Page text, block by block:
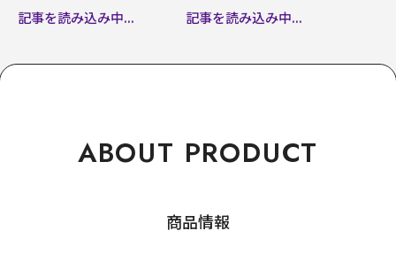
記事を読み込み中... 記事を読み込み中...
ABOUT PRODUCT
商品情報